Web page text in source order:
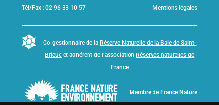
Tél/Fax : 02 96 33 10 57
Mentions légales
Co-gestionnaire de la Réserve Naturelle de la Baie de Saint-
Brieuc et adhérent de l’association Réserves naturelles de
France
Membre de France Nature